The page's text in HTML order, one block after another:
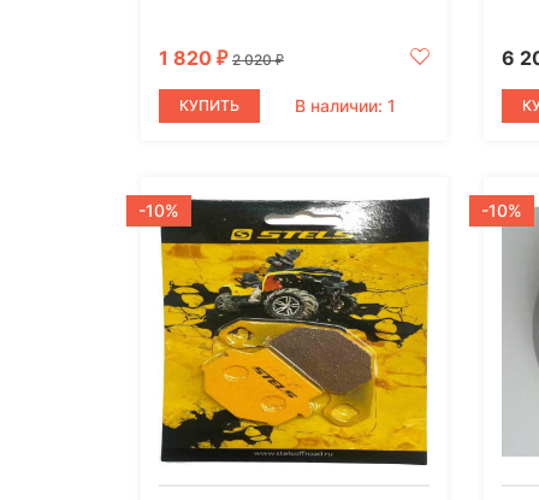
1 820 ₽ 2 020₽
КУПИТЬ В наличии: 1
6
-10% -10%